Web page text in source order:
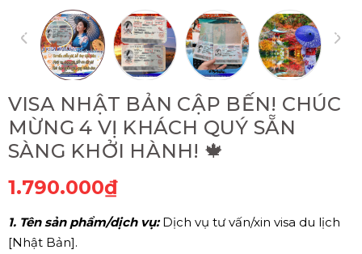
VISA NHẬT BẢN CẬP BẾN! CHÚC
MỪNG 4 VỊ KHÁCH QUÝ SẴN
SÀNG KHỞI HÀNH! 🍁
1.790.000₫
1. Tên sản phẩm/dịch vụ:Dịch vụ tư vấn/xin visa du lịch
[Nhật Bản].